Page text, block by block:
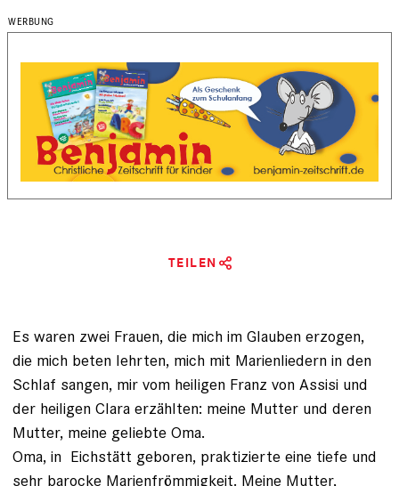
TEILEN
Es waren zwei Frauen, die mich im Glauben erzogen,
die mich beten lehrten, mich mit Marienliedern in den
Schlaf sangen, mir vom heiligen Franz von Assisi und
der heiligen Clara erzählten: meine Mutter und deren
Mutter, meine geliebte Oma.
Oma, in Eichstätt geboren, praktizierte eine tiefe und
sehr barocke Marienfrömmigkeit. Meine Mutter,